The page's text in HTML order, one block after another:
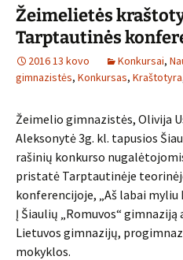
Žeimelietės
Tarptautinės
2016 13 kovo Konkursai,
gimnazistės, Konkursas, Kraštotyra
Žeimelio gimnazistės, Olivija
Aleksonytė 3g. kl. tapusios
rašinių konkurso
pristatė Tarptautinėje
konferencijoje, „Aš labai myliu
Į Šiaulių „Romuvos“
Lietuvos gimnazijų,
mokyklos.